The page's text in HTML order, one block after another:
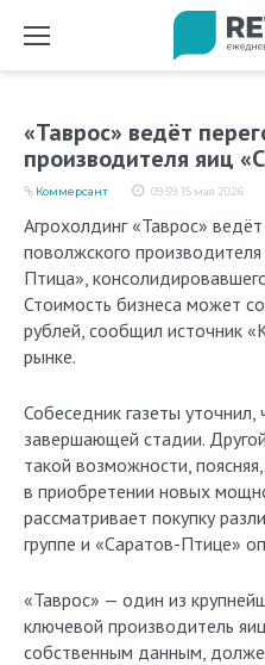
«Таврос» ведёт
производителя яиц
09:59, 15 мая 2026
Коммерсант
Агрохолдинг «Таврос» ведёт переговоры о покупке
поволжского
Птица»,
Стоимость бизнеса может
рублей, сообщил источник
рынке.
Собеседник газеты
завершающей стадии.
такой возможности,
в приобретении новых
рассматривает покупку
группе и «Саратов-Птице»
«Таврос» — один из
ключевой производитель
собственным данным,